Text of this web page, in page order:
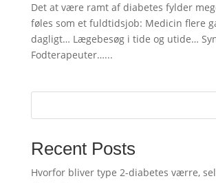
Det at være ramt af diabetes fylder
føles som et fuldtidsjob: Medicin flere
dagligt… Lægebesøg i tide og utide…
Fodterapeuter…...
Recent Posts
Hvorfor bliver type 2-diabetes værre,